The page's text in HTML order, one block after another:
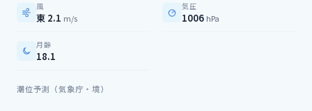
風
東 2.1 m/s
気圧
1006 hPa
月齢
18.1
潮位予測（気象庁・境）